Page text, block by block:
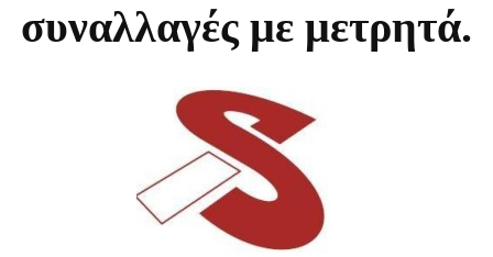
συναλλαγές με μετρητά.